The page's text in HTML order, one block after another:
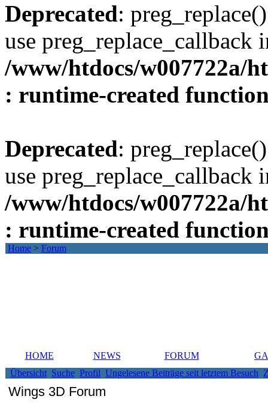
Deprecated:
use preg_replace_callback
/www/htdocs/w007722a/
: runtime-created
Deprecated:
use preg_replace_callback
/www/htdocs/w007722a/
: runtime-created
Home > Forum
HOME NEWS FORUM
Übersicht Suche Profil Ungelesene Beiträge seit letztem Besuch
Wings 3D Forum